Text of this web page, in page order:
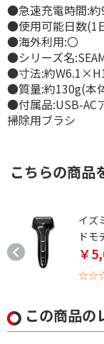
●急速充電時間:約
●使用可能日数(1
●海外利用:〇
●シリーズ名
●寸法:約
●質量:約130g(本
●付属品:USB-AC
掃除用ブラシ
こちらの商品
イズ
ド
￥
この商品の